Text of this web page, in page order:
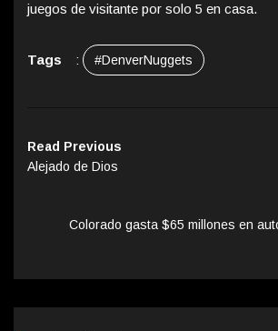
juegos de visitante por solo 5 en casa.
Tags : #DenverNuggets
Read Previous
Alejado de Dios
Colorado gasta $65 millones en